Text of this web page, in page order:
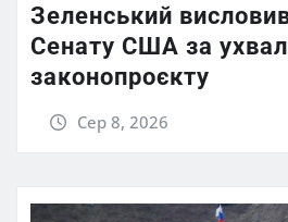
Зеленський
Сенату США за
законопроєкту
Сер 8, 2026